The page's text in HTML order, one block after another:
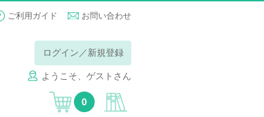
ご利用ガイド お問い合わせ
ログイン／新規登録
ようこそ、ゲストさん
0